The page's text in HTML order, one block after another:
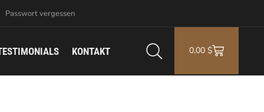
Passwort vergessen
KONTAKT 0,00 $